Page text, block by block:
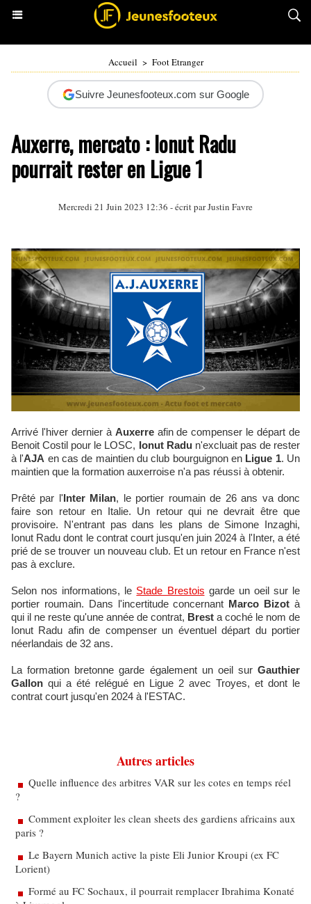
Accueil > Foot Etranger
Suivre Jeunesfooteux.com sur Google
Auxerre, mercato : Ionut Radu
pourrait rester en Ligue 1
Mercredi 21 Juin 2023 12:36 - écrit parJustin Favre
Arrivé l'hiver dernier à Auxerreafin de compenser le départ de
Benoit Costil pour le LOSC, Ionut Radun'excluait pas de rester
à l'AJA en cas de maintien du club bourguignon en Ligue 1. Un
maintien que la formation auxerroise n'a pas réussi à obtenir.
Prêté par l'Inter Milan, le portier roumain de 26 ans va donc
faire son retour en Italie. Un retour qui ne devrait être que
provisoire. N'entrant pas dans les plans de Simone Inzaghi,
Ionut Radu dont le contrat court jusqu'en juin 2024 à l'Inter, a été
prié de se trouver un nouveau club. Et un retour en France n'est
pas à exclure.
Selon nos informations, le Stade Brestois garde un oeil sur le
portier roumain. Dans l'incertitude concernant Marco Bizot à
qui il ne reste qu'une année de contrat, Brest a coché le nom de
Ionut Radu afin de compenser un éventuel départ du portier
néerlandais de 32 ans.
La formation bretonne garde également un oeil sur Gauthier
Gallon qui a été relégué en Ligue 2 avec Troyes, et dont le
contrat court jusqu'en 2024 à l'ESTAC.
Autres articles
Quelle influence des arbitres VAR sur les cotes en temps réel
?
Comment exploiter les clean sheets des gardiens africains aux
paris ?
Le Bayern Munich active la piste Eli Junior Kroupi (ex FC
Lorient)
Formé au FC Sochaux, il pourrait remplacer Ibrahima Konaté